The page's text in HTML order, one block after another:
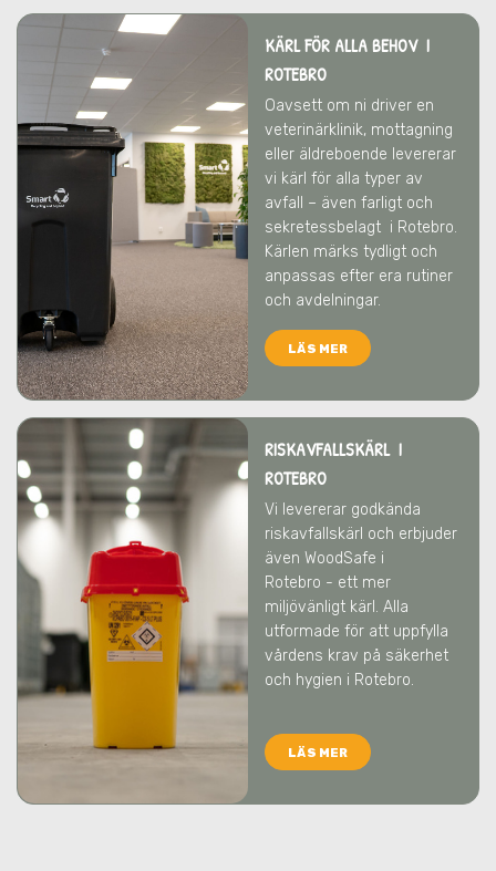
KÄRL FÖR ALLA BEHOV I
ROTEBRO
Oavsett om ni driver en
veterinärklinik, mottagning
eller äldreboende levererar
vi kärl för alla typer av
avfall – även farligt och
sekretessbelagt i Rotebro.
Kärlen märks tydligt och
anpassas efter era rutiner
och avdelningar.
LÄS MER
RISKAVFALLSKÄRL I
ROTEBRO
Vi levererar godkända
riskavfallskärl och erbjuder
även WoodSafe i
Rotebro - ett mer
miljövänligt kärl. Alla
utformade för att uppfylla
vårdens krav på säkerhet
och hygien i Rotebro.
LÄS MER